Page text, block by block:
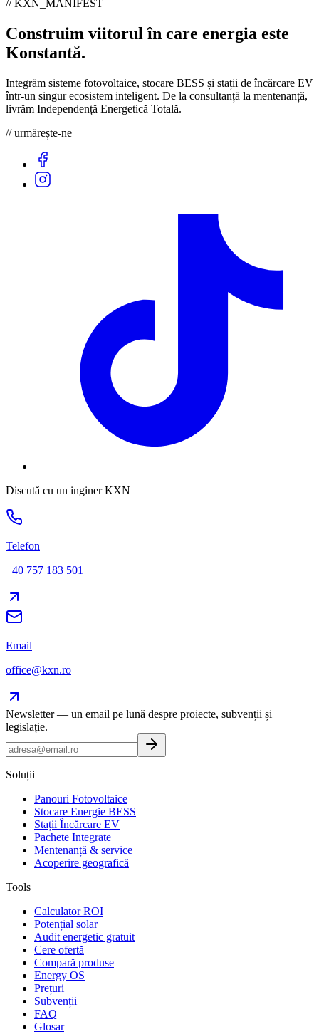
// KXN_MANIFEST
Construim viitorul în care energia este
Konstantă.
Integrăm sisteme fotovoltaice, stocare BESS și stații de încărcare EV
într-un singur ecosistem inteligent. De la consultanță la mentenanță,
livrăm Independență Energetică Totală.
// urmărește-ne
Discută cu un inginer KXN
Telefon
+40 757 183 501
Email
office@kxn.ro
Newsletter — un email pe lună despre proiecte, subvenții și
legislație.
Soluții
Panouri Fotovoltaice
Stocare Energie BESS
Stații Încărcare EV
Pachete Integrate
Mentenanță & service
Acoperire geografică
Tools
Calculator ROI
Potențial solar
Audit energetic gratuit
Cere ofertă
Compară produse
Energy OS
Prețuri
Subvenții
FAQ
Glosar